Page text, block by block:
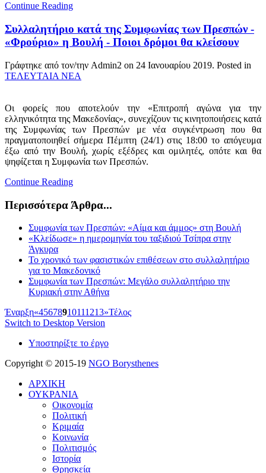
Continue Reading
Συλλαλητήριο κατά της Συμφωνίας των Πρεσπών -
«Φρούριο» η Βουλή - Ποιοι δρόμοι θα κλείσουν
Γράφτηκε από τον/την Admin2 on 24 Ιανουαρίου 2019. Posted in
ΤΕΛΕΥΤΑΙΑ ΝΕΑ
Οι φορείς που αποτελούν την «Επιτροπή αγώνα για την
ελληνικότητα της Μακεδονίας», συνεχίζουν τις κινητοποιήσεις κατά
της Συμφωνίας των Πρεσπών με νέα συγκέντρωση που θα
πραγματοποιηθεί σήμερα Πέμπτη (24/1) στις 18:00 το απόγευμα
έξω από την Βουλή, χωρίς εξέδρες και ομιλητές, οπότε και θα
ψηφίζεται η Συμφωνία των Πρεσπών.
Continue Reading
Περισσότερα Άρθρα...
Συμφωνία των Πρεσπών: «Αίμα και άμμος» στη Βουλή
«Κλείδωσε» η ημερομηνία του ταξιδιού Τσίπρα στην
Άγκυρα
Το χρονικό των φασιστικών επιθέσεων στο συλλαλητήριο
για το Μακεδονικό
Συμφωνία των Πρεσπών: Μεγάλο συλλαλητήριο την
Κυριακή στην Αθήνα
Έναρξη«45678910111213»Τέλος
Switch to Desktop Version
Υποστηρίξτε το έργο
Copyright © 2015-19 NGO Borysthenes
ΑΡΧΙΚΗ
ΟΥΚΡΑΝΙΑ
Οικονομία
Πολιτική
Κριμαία
Κοινωνία
Πολιτισμός
Ιστορία
Θρησκεία